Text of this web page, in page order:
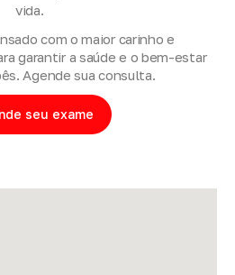
vida.
com o maior carinho e
garantir a saúde e o bem-estar
Agende sua consulta.
seu exame